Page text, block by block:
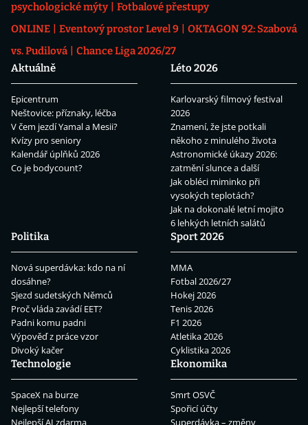
psychologické mýty
Fotbalové přestupy
ONLINE
Eventový prostor Level 9
OKTAGON 92: Szabová
vs. Pudilová
Chance Liga 2026/27
Aktuálně
Epicentrum
Neštovice: příznaky, léčba
V čem jezdí Yamal a Mesii?
Kvízy pro seniory
Kalendář úplňků 2026
Co je bodycount?
Léto 2026
Karlovarský filmový festival
2026
Znamení, že jste potkali
někoho z minulého života
Astronomické úkazy 2026:
zatmění slunce a další
Jak obléci miminko při
vysokých teplotách?
Jak na dokonalé letní mojito
6 lehkých letních salátů
Politika
Nová superdávka: kdo na ní
dosáhne?
Sjezd sudetských Němců
Proč vláda zavádí EET?
Padni komu padni
Výpověď z práce vzor
Divoký kačer
Sport 2026
MMA
Fotbal 2026/27
Hokej 2026
Tenis 2026
F1 2026
Atletika 2026
Cyklistika 2026
Technologie
SpaceX na burze
Nejlepší telefony
Nejlepší AI zdarma
Ekonomika
Smrt OSVČ
Spořicí účty
Superdávka – změny